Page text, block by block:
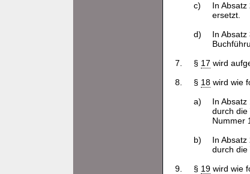
c)
In
ersetzt.
d)
In
7.
§ 17 wird
8.
§ 18wird wie
a)
In
durch die
Nummer
b)
In
durch die
9.
§ 19wird wie